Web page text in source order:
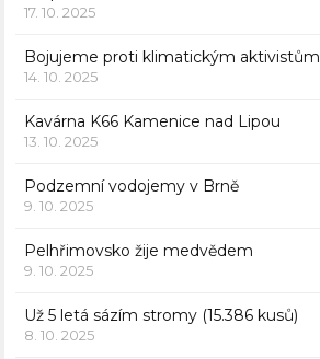
17. 10. 2025
Bojujeme proti klimatickým aktivistům
14. 10. 2025
Kavárna K66 Kamenice nad Lipou
13. 10. 2025
Podzemní vodojemy v Brně
9. 10. 2025
Pelhřimovsko žije medvědem
9. 10. 2025
Už 5 letá sázím stromy (15.386 kusů)
8. 10. 2025